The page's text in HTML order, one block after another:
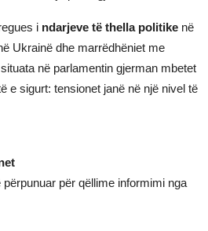
i ndarjeve të thella politike në
Ukrainë dhe marrëdhëniet me
në parlamentin gjerman mbetet
e sigurt: tensionet janë në një nivel të
për qëllime informimi nga